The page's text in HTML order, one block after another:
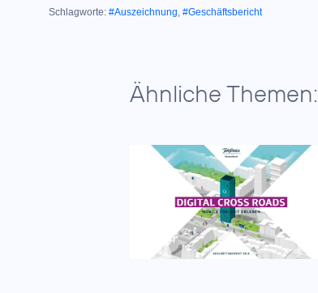
Schlagworte: #Auszeichnung, #Geschäftsbericht
Ähnliche Themen: